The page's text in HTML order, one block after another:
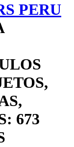
PERU
673